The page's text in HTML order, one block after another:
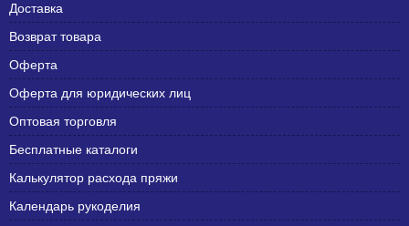
Доставка
Возврат товара
Оферта
Оферта для юридических лиц
Оптовая торговля
Бесплатные каталоги
Калькулятор расхода пряжи
Календарь рукоделия